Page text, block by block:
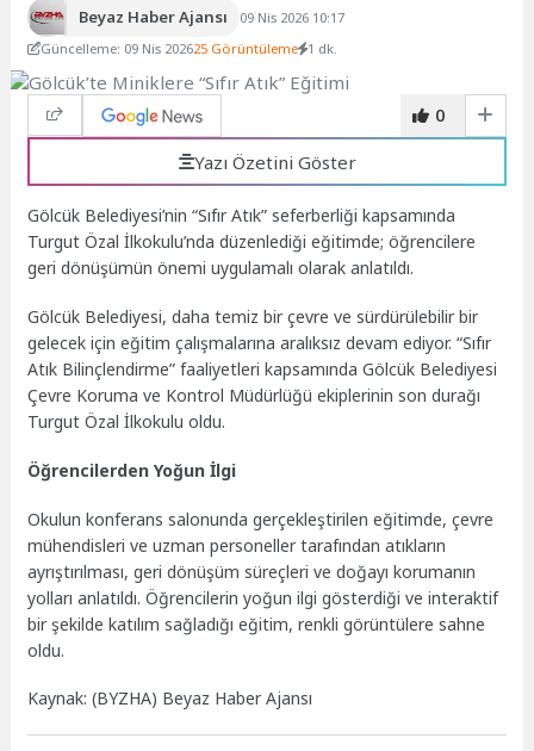
Beyaz Haber Ajansı
09 Nis 2026 10:17
Güncelleme: 09 Nis 202625 Görüntüleme 1 dk.
0
Yazı Özetini Göster
Gölcük Belediyesi’nin “Sıfır Atık” seferberliği kapsamında
Turgut Özal İlkokulu’nda düzenlediği eğitimde; öğrencilere
geri dönüşümün önemi uygulamalı olarak anlatıldı.
Gölcük Belediyesi, daha temiz bir çevre ve sürdürülebilir bir
gelecek için eğitim çalışmalarına aralıksız devam ediyor. “Sıfır
Atık Bilinçlendirme” faaliyetleri kapsamında Gölcük Belediyesi
Çevre Koruma ve Kontrol Müdürlüğü ekiplerinin son durağı
Turgut Özal İlkokulu oldu.
Öğrencilerden Yoğun İlgi
Okulun konferans salonunda gerçekleştirilen eğitimde, çevre
mühendisleri ve uzman personeller tarafından atıkların
ayrıştırılması, geri dönüşüm süreçleri ve doğayı korumanın
yolları anlatıldı. Öğrencilerin yoğun ilgi gösterdiği ve interaktif
bir şekilde katılım sağladığı eğitim, renkli görüntülere sahne
oldu.
Kaynak: (BYZHA) Beyaz Haber Ajansı